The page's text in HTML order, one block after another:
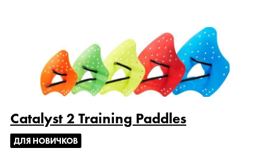
Catalyst 2 Training Paddles
ДЛЯ НОВИЧКОВ